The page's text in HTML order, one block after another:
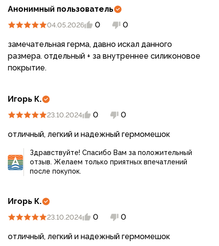
Анонимный пользователь
04.05.2026 0 0
замечательная герма, давно искал данного
размера. отдельный + за внутреннее силиконовое
покрытие.
Игорь К.
23.10.2024 0 0
отличный, легкий и надежный гермомешок
Здравствуйте! Спасибо Вам за положительный
отзыв. Желаем только приятных впечатлений
после покупок.
Игорь К.
23.10.2024 0 0
отличный, легкий и надежный гермомешок